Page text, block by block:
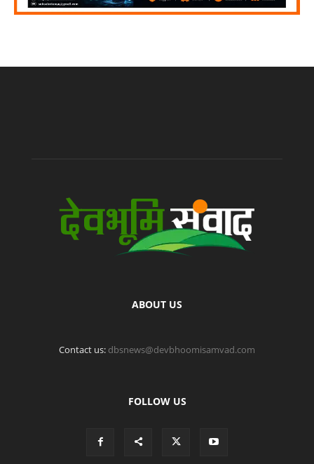
ABOUT US
Contact us: dbsnews@devbhoomisamvad.com
FOLLOW US